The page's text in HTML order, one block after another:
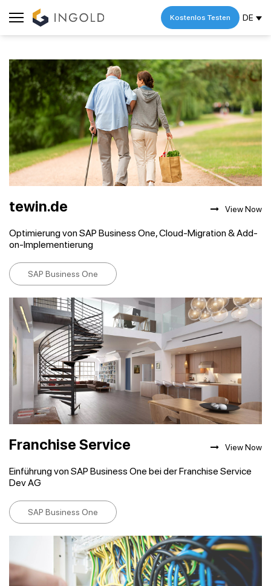
DE
Kostenlos Testen
tewin.de
Optimierung von SAP Business One, Cloud-Migration & Add-
on-Implementierung
View Now
SAP Business One
Franchise Service
Einführung von SAP Business One bei der Franchise Service
Dev AG
View Now
SAP Business One